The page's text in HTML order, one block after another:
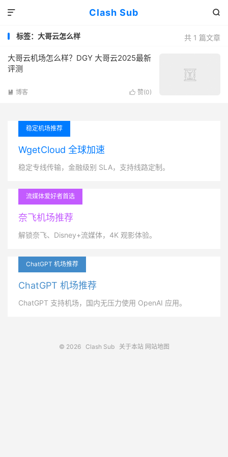
Clash Sub 

共 1 篇文章
标签：大哥云怎么样
大哥云机场怎么样？DGY 大哥云2025最新
评测
 赞(0)
 博客
稳定机场推荐
WgetCloud 全球加速
稳定专线传输，金融级别 SLA，支持线路定制。
流媒体爱好者首选
奈飞机场推荐
解锁奈飞、Disney+流媒体，4K 观影体验。
ChatGPT 机场推荐
ChatGPT 机场推荐
ChatGPT 支持机场，国内无压力使用 OpenAI 应用。
© 2026 Clash Sub 关于本站 网站地图